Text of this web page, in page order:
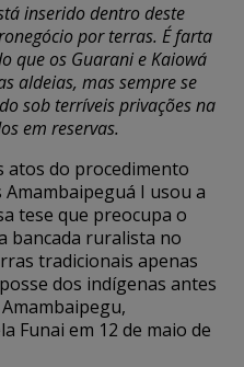
inserido dentro deste
por terras. É farta
que os Guarani e Kaiowá
aldeias, mas sempre se
sob terríveis privações na
em reservas.
atos do procedimento
I usou a
tese que preocupa o
bancada ruralista no
tradicionais apenas
dos indígenas antes
Funai em 12 de maio de